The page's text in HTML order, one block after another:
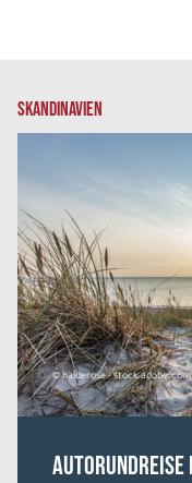
SKANDINAVIEN
© haiderose - stock.adobe.com
Autorundreise